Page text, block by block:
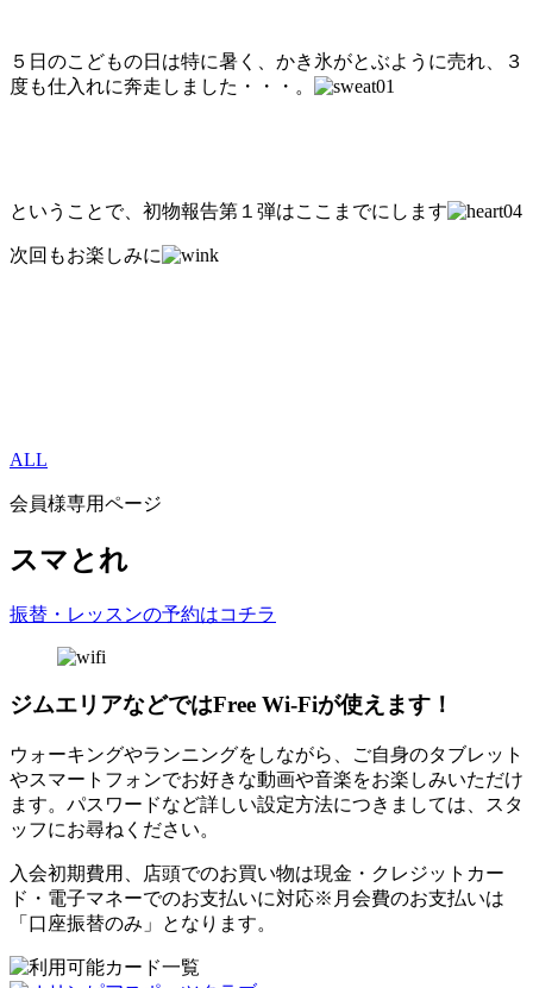
５日のこどもの日は特に暑く、かき氷がとぶように売れ、３
度も仕入れに奔走しました・・・。
ということで、初物報告第１弾はここまでにします
次回もお楽しみに
ALL
会員様専用ページ
スマとれ
振替・レッスンの予約はコチラ
ジムエリアなどではFree Wi-Fiが使えます！
ウォーキングやランニングをしながら、ご自身のタブレット
やスマートフォンでお好きな動画や音楽をお楽しみいただけ
ます。パスワードなど詳しい設定方法につきましては、スタ
ッフにお尋ねください。
入会初期費用、店頭でのお買い物は現金・クレジットカー
ド・電子マネーでのお支払いに対応※月会費のお支払いは
「口座振替のみ」となります。